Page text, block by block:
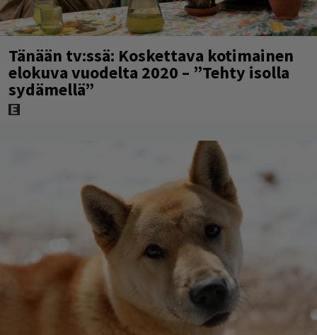
Tänään tv:ssä: Koskettava kotimainen
elokuva vuodelta 2020 – ”Tehty isolla
sydämellä”